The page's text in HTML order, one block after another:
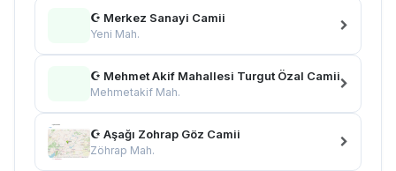
☪ Merkez Sanayi Camii
Yeni Mah.
☪ Mehmet Akif Mahallesi Turgut Özal Camii
Mehmetakif Mah.
☪ Aşağı Zohrap Göz Camii
Zöhrap Mah.